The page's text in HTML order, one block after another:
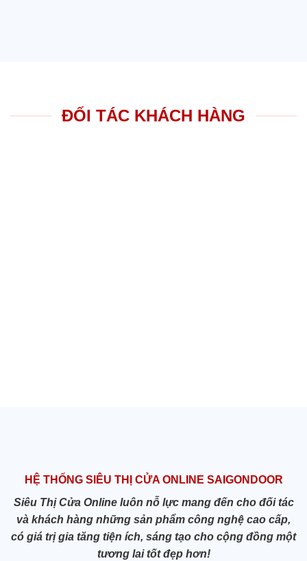
ĐỐI TÁC KHÁCH HÀNG
HỆ THỐNG SIÊU THỊ CỬA ONLINE SAIGONDOOR
Siêu Thị Cửa Online luôn nỗ lực mang đến cho đối tác
và khách hàng những sản phẩm công nghệ cao cấp,
có giá trị gia tăng tiện ích, sáng tạo cho cộng đồng một
tương lai tốt đẹp hơn!